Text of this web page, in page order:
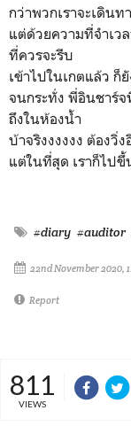
กว่าพวกเราจะเดิน
แต่ด้วยความที่จำเว
ที่ควรจะรีบ
เข้าไปในเกตแล้ว ก็
จนกระทั่ง พี่อินชาร์
ถึงในห้องน้ำ
บ้าจริงงงงงง ต้องวิ่ง
แต่ในที่สุด เราก็ไป
#diary #auditor
22nd November 2020,
Report
811
VIEWS